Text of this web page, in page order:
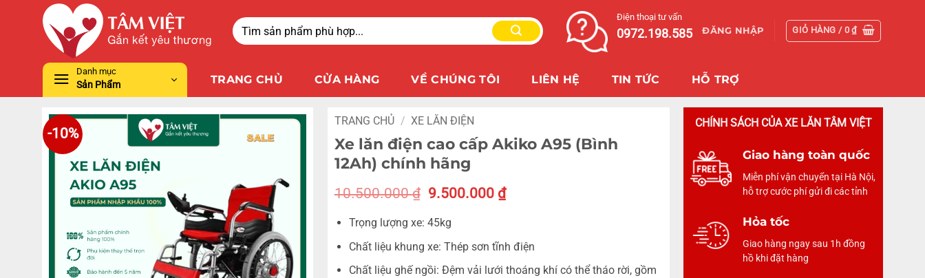
Điện thoại tư vấn
0972.198.585 ĐĂNG NHẬP GIỎ HÀNG / 0₫
Danh mục
Sản Phẩm TRANG CHỦ CỬA HÀNG VỀ CHÚNG TÔI LIÊN HỆ TIN TỨC HỖ TRỢ
-10%
TRANG CHỦ / XE LĂN ĐIỆN
Xe lăn điện cao cấp Akiko A95 (Bình
12Ah) chính hãng
10.500.000₫ 9.500.000 ₫
Trọng lượng xe: 45kg
Chất liệu khung xe: Thép sơn tĩnh điện
Chất liệu ghế ngồi: Đệm vải lưới thoáng khí có thể tháo rời, gồm
CHÍNH SÁCH CỦA XE LĂN TÂM VIỆT
Giao hàng toàn quốc
Miễn phí vận chuyển tại Hà Nội,
hỗ trợ cước phí gửi đi các tỉnh
Hỏa tốc
Giao hàng ngay sau 1h đồng
hồ khi đặt hàng